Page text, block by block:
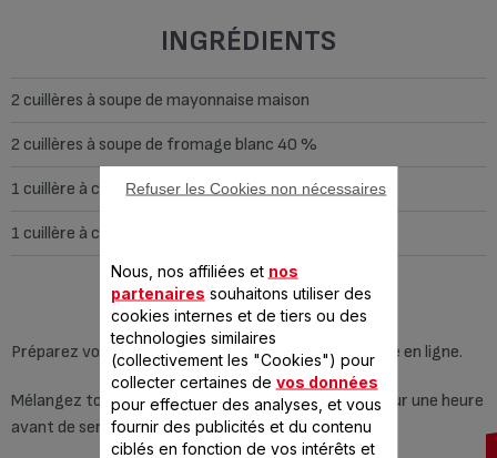
INGRÉDIENTS
2 cuillères à soupe de mayonnaise maison
2 cuillères à soupe de fromage blanc 40 %
1 cuillère à café de jus de citron
1 cuillère à café de gingembre en poudre.
PRÉPARATION
Préparez votre mayonnaise. Consultez notre recette en ligne.
Mélangez tous les ingrédients. Placez au réfrigérateur une heure
avant de servir.
Nous, nos affiliées et nos
partenaires souhaitons utiliser des
cookies internes et de tiers ou des
technologies similaires
(collectivement les "Cookies") pour
collecter certaines de vos données
pour effectuer des analyses, et vous
fournir des publicités et du contenu
ciblés en fonction de vos intérêts et
Refuser les Cookies non nécessaires